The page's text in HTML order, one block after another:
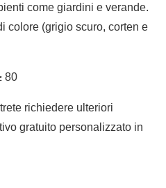
come giardini e verande.
colore (grigio scuro, corten e
80
richiedere ulteriori
gratuito personalizzato in